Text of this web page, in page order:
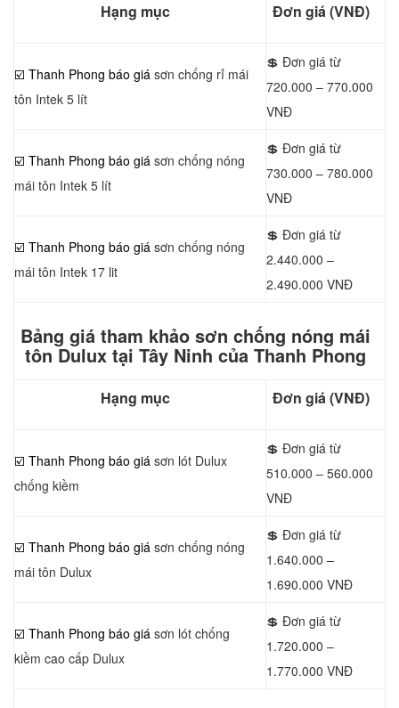
Hạng mục Đơn giá (VNĐ)
☑️ Thanh Phong báo giá sơn chống rỉ mái
tôn Intek 5 lít
💲 Đơn giá từ
720.000 – 770.000
VNĐ
☑️ Thanh Phong báo giá sơn chống nóng
mái tôn Intek 5 lít
💲 Đơn giá từ
730.000 – 780.000
VNĐ
☑️ Thanh Phong báo giá sơn chống nóng
mái tôn Intek 17 lit
💲 Đơn giá từ
2.440.000 –
2.490.000 VNĐ
Bảng giá tham khảo sơn chống nóng mái
tôn Dulux tại Tây Ninh của Thanh Phong
Hạng mục Đơn giá (VNĐ)
☑️ Thanh Phong báo giá sơn lót Dulux
chống kiềm
💲 Đơn giá từ
510.000 – 560.000
VNĐ
☑️ Thanh Phong báo giá sơn chống nóng
mái tôn Dulux
💲 Đơn giá từ
1.640.000 –
1.690.000 VNĐ
☑️ Thanh Phong báo giá sơn lót chống
kiềm cao cấp Dulux
💲 Đơn giá từ
1.720.000 –
1.770.000 VNĐ